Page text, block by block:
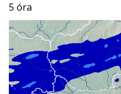
5 óra